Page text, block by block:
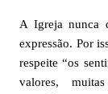
A Igreja nunca
expressão. Por
respeite “os
valores,